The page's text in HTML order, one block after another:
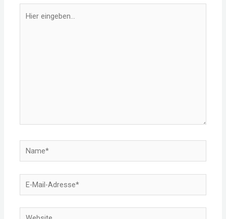
eingeben…
Name*
E-
Mail-
Adresse*
Website